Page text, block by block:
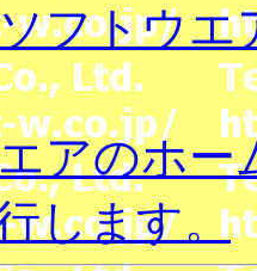
フトウエ
アのホー
します。